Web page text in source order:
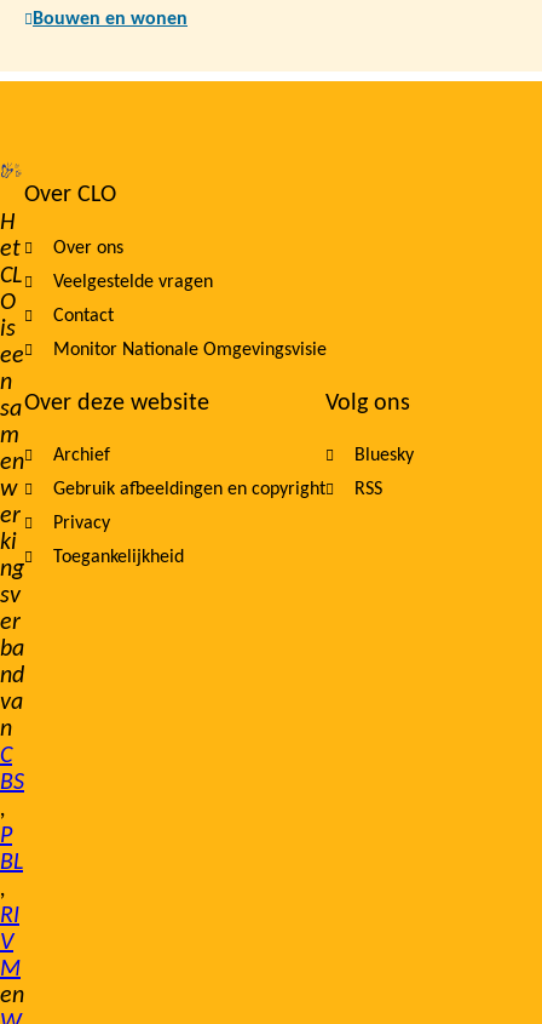
Bouwen en wonen
H
et
CL
O
is
ee
n
sa
m
en
w
er
ki
ng
sv
er
ba
nd
va
n
C
BS
,
P
BL
,
RI
V
M
en
Footer
navigation
Over CLO
Over ons
Veelgestelde vragen
Contact
Monitor Nationale Omgevingsvisie
Over deze website
Archief
Gebruik afbeeldingen en copyright
Privacy
Toegankelijkheid
Volg ons
Bluesky
RSS